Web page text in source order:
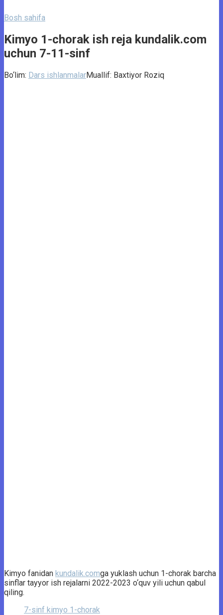
Bosh sahifa
Kimyo 1-chorak ish reja kundalik.com
uchun 7-11-sinf
Bo‘lim: Dars ishlanmalarMuallif: Baxtiyor Roziq
Kimyo fanidan kundalik.comga yuklash uchun 1-chorak barcha
sinflar tayyor ish rejalarni 2022-2023 o‘quv yili uchun qabul
qiling.
7-sinf kimyo 1-chorak